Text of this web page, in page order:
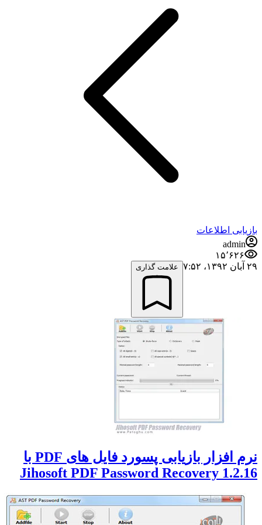
اطلاعات
admin
۱۵٬۶۲۶
۱۳۹۲،‏ ۷:۵۲
علامت گذاری
نرم افزار بازیابی پسورد فایل های PDF با
Jihosoft PDF Password Recovery